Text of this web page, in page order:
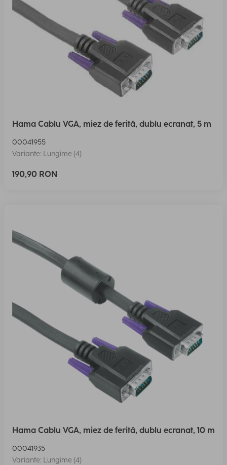
Hama Cablu VGA, miez de ferită, dublu ecranat, 5 m
00041955
Variante: Lungime (4)
190,90 RON
Hama Cablu VGA, miez de ferită, dublu ecranat, 10 m
00041935
Variante: Lungime (4)